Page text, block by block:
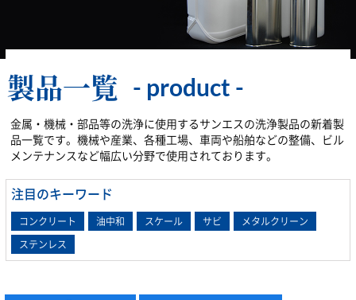
製品一覧
金属・機械・部品等の洗浄に使用するサンエスの洗浄製品の新着製
品一覧です。機械や産業、各種工場、車両や船舶などの整備、ビル
メンテナンスなど幅広い分野で使用されております。
注目のキーワード
コンクリート 油中和 スケール サビ
メタルクリーン
ステンレス